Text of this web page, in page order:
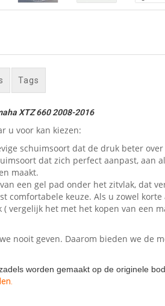
Tags
XTZ 660 2008-2016
u voor kan kiezen:
schuimsoort dat de druk beter
dat zich perfect aanpast, aan
maakt.
een gel pad onder het zitvlak, dat
comfortabele keuze. Als u zowel
vergelijk het met het kopen van een
nooit geven. Daarom bieden we de
worden gemaakt op de originele